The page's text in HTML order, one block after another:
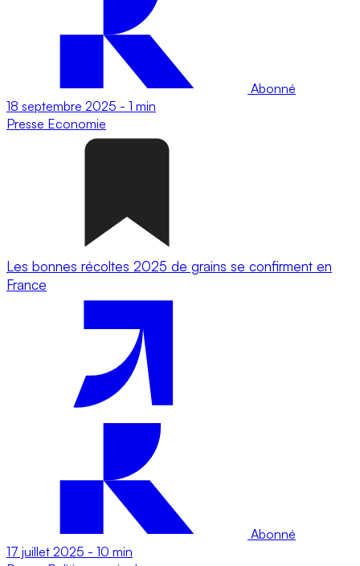
Abonné
18 septembre 2025 - 1 min
Presse Economie
Les bonnes récoltes 2025 de grains se confirment en
France
Abonné
17 juillet 2025 - 10 min